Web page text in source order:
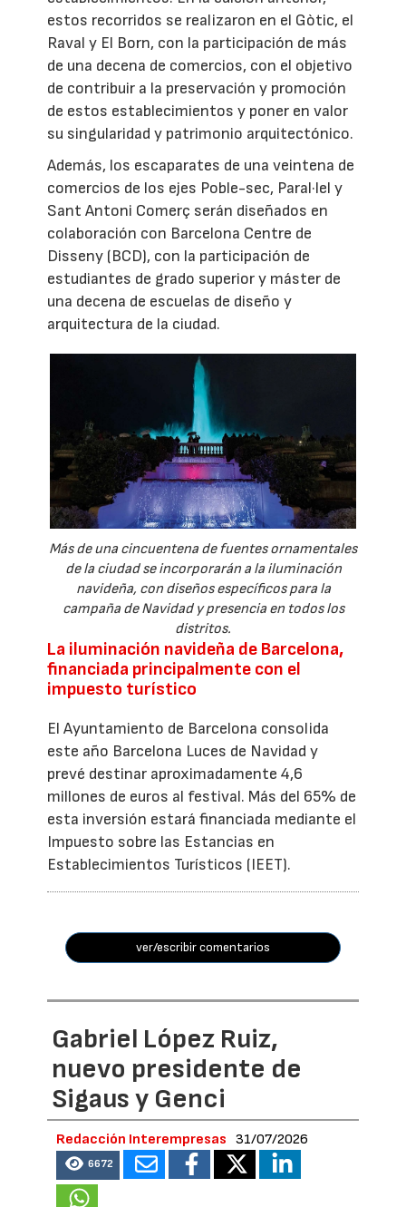
estos recorridos se realizaron en el Gòtic, el
Raval y El Born, con la participación de más
de una decena de comercios, con el objetivo
de contribuir a la preservación y promoción
de estos establecimientos y poner en valor
su singularidad y patrimonio arquitectónico.
Además, los escaparates de una veintena de
comercios de los ejes Poble-sec, Paral·lel y
Sant Antoni Comerç serán diseñados en
colaboración con Barcelona Centre de
Disseny (BCD), con la participación de
estudiantes de grado superior y máster de
una decena de escuelas de diseño y
arquitectura de la ciudad.
Más de una cincuentena de fuentes ornamentales
de la ciudad se incorporarán a la iluminación
navideña, con diseños específicos para la
campaña de Navidad y presencia en todos los
distritos.
La iluminación navideña de Barcelona,
financiada principalmente con el
impuesto turístico
El Ayuntamiento de Barcelona consolida
este año Barcelona Luces de Navidad y
prevé destinar aproximadamente 4,6
millones de euros al festival. Más del 65% de
esta inversión estará financiada mediante el
Impuesto sobre las Estancias en
Establecimientos Turísticos (IEET).
ver/escribir comentarios
Gabriel López Ruiz,
nuevo presidente de
Sigaus y Genci
Redacción Interempresas 31/07/2026
6672